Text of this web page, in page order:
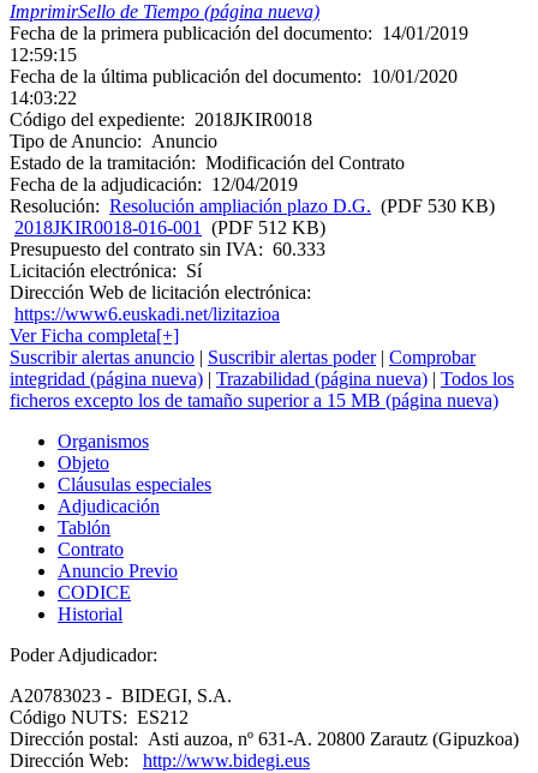
ImprimirSello de Tiempo (página nueva)
Fecha de la primera publicación del documento: 14/01/2019
12:59:15
Fecha de la última publicación del documento: 10/01/2020
14:03:22
Código del expediente: 2018JKIR0018
Tipo de Anuncio: Anuncio
Estado de la tramitación: Modificación del Contrato
Fecha de la adjudicación: 12/04/2019
Resolución: Resolución ampliación plazo D.G. (PDF 530 KB)
2018JKIR0018-016-001 (PDF 512 KB)
Presupuesto del contrato sin IVA: 60.333
Licitación electrónica: Sí
Dirección Web de licitación electrónica:
https://www6.euskadi.net/lizitazioa
Ver Ficha completa[+]
Suscribir alertas anuncio | Suscribir alertas poder| Comprobar
integridad (página nueva) | Trazabilidad (página nueva) | Todos los
ficheros excepto los de tamaño superior a 15 MB (página nueva)
Organismos
Objeto
Cláusulas especiales
Adjudicación
Tablón
Contrato
Anuncio Previo
CODICE
Historial
Poder Adjudicador:
A20783023 - BIDEGI, S.A.
Código NUTS: ES212
Dirección postal: Asti auzoa, nº 631-A. 20800 Zarautz (Gipuzkoa)
Dirección Web: http://www.bidegi.eus